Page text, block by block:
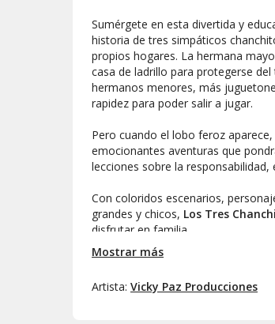
Sumérgete en esta divertida y
historia de tres simpáticos
propios hogares. La hermana
casa de ladrillo para protegerse
hermanos menores, más
rapidez para poder salir a jugar.
Pero cuando el lobo feroz
emocionantes aventuras que
lecciones sobre la
Con coloridos escenarios,
grandes y chicos, Los Tres
disfrutar en familia.
¡No te la pierdas!
Mostrar más
Artista: Vicky Paz Producciones